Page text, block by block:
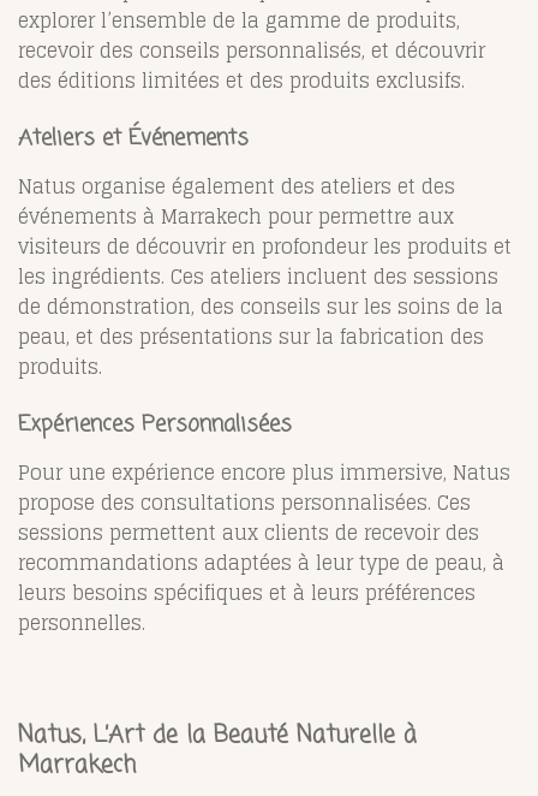
explorer l’ensemble de la gamme de produits,
recevoir des conseils personnalisés, et découvrir
des éditions limitées et des produits exclusifs.
Ateliers et Événements
Natus organise également des ateliers et des
événements à Marrakech pour permettre aux
visiteurs de découvrir en profondeur les produits et
les ingrédients. Ces ateliers incluent des sessions
de démonstration, des conseils sur les soins de la
peau, et des présentations sur la fabrication des
produits.
Expériences Personnalisées
Pour une expérience encore plus immersive, Natus
propose des consultations personnalisées. Ces
sessions permettent aux clients de recevoir des
recommandations adaptées à leur type de peau, à
leurs besoins spécifiques et à leurs préférences
personnelles.
Natus, L’Art de la Beauté Naturelle à
Marrakech